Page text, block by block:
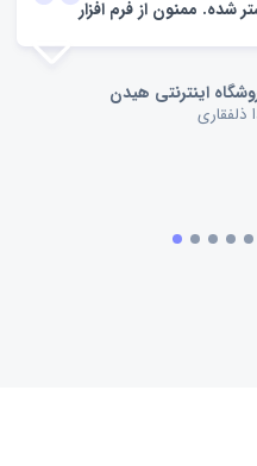
شده. ممنون از فرم افزار
اینترنتی هیدن
ذلفقاری